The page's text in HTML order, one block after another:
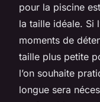
pour la piscine
la taille idéale. Si
moments de
taille plus petite
l’on souhaite
longue sera